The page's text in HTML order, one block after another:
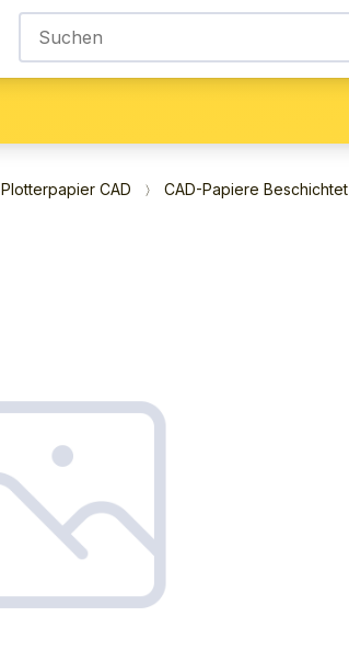
Plotterpapier CAD CAD-Papiere Beschichtet